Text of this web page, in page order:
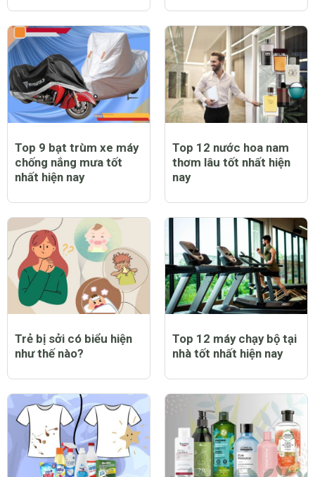
Top 9 bạt trùm xe máy
chống nắng mưa tốt
nhất hiện nay
Top 12 nước hoa nam
thơm lâu tốt nhất hiện
nay
Trẻ bị sởi có biểu hiện
như thế nào?
Top 12 máy chạy bộ tại
nhà tốt nhất hiện nay